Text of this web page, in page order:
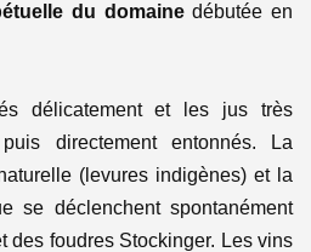
du domainedébutée en
délicatement et les jus très
directement entonnés. La
(levures indigènes) et la
se déclenchent spontanément
des foudres Stockinger. Les vins